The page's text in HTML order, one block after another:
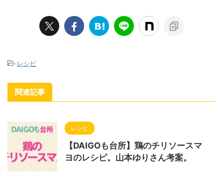
-レシピ
関連記事
レシピ
【DAIGOも台所】鶏のチリソースマ
ヨのレシピ。山本ゆりさん考案。